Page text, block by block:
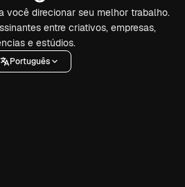
você direcionar seu melhor trabalho.
entre criativos, empresas,
e estúdios.
Português